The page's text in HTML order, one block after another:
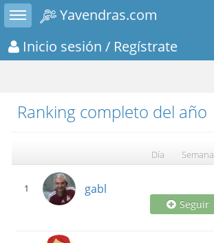
Toggle sidebar
Yavendras.com
Inicio sesión / Regístrate
Ranking completo del año
Día Semana
1 gabl
Seguir